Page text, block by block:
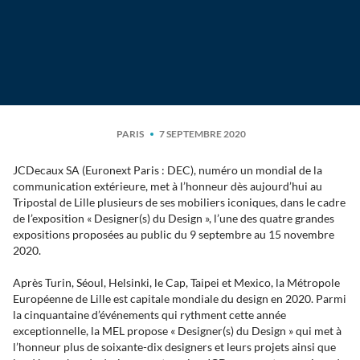
PARIS 7 SEPTEMBRE 2020
JCDecaux SA (Euronext Paris : DEC), numéro un mondial de la
communication extérieure, met à l’honneur dès aujourd’hui au
Tripostal de Lille plusieurs de ses mobiliers iconiques, dans le cadre
de l’exposition « Designer(s) du Design », l’une des quatre grandes
expositions proposées au public du 9 septembre au 15 novembre
2020.
Après Turin, Séoul, Helsinki, le Cap, Taipei et Mexico, la Métropole
Européenne de Lille est capitale mondiale du design en 2020. Parmi
la cinquantaine d’événements qui rythment cette année
exceptionnelle, la MEL propose « Designer(s) du Design » qui met à
l’honneur plus de soixante-dix designers et leurs projets ainsi que